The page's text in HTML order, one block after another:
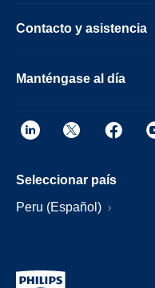
Contacto y asistencia
Manténgase al día
Seleccionar país
Peru (Español)